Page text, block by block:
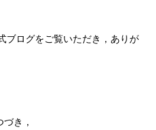
ブログをご覧いただき，ありが
づき，